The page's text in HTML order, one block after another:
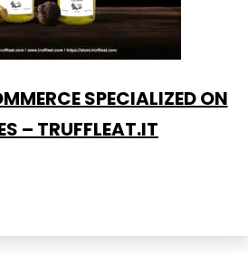
SPECIALIZED ON
– TRUFFLEAT.IT